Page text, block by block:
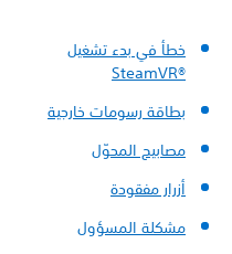
خطأ في بدء تشغيل
SteamVR®‎
بطاقة رسومات خارجية
مصابيح المحوّل
أزرار مفقودة
مشكلة المسؤول